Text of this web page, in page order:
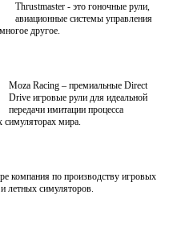
Thrustmaster - это гоночные рули,
авиационные системы управления
другое.
Moza Racing – премиальные Direct
Drive игровые рули для идеальной
передачи имитации процесса
мира.
компания по производству игровых
летных симуляторов.